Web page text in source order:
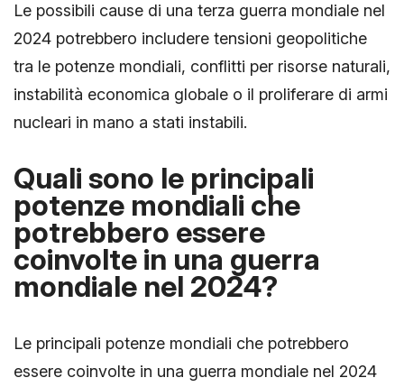
Le possibili cause di una terza guerra mondiale nel
2024 potrebbero includere tensioni geopolitiche
tra le potenze mondiali, conflitti per risorse naturali,
instabilità economica globale o il proliferare di armi
nucleari in mano a stati instabili.
Quali sono le principali
potenze mondiali che
potrebbero essere
coinvolte in una guerra
mondiale nel 2024?
Le principali potenze mondiali che potrebbero
essere coinvolte in una guerra mondiale nel 2024